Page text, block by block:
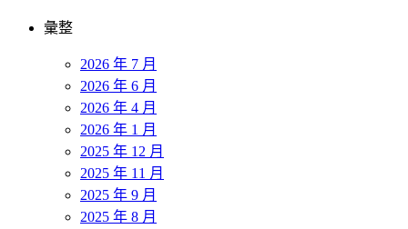
彙整
2026 年 7 月
2026 年 6 月
2026 年 4 月
2026 年 1 月
2025 年 12 月
2025 年 11 月
2025 年 9 月
2025 年 8 月